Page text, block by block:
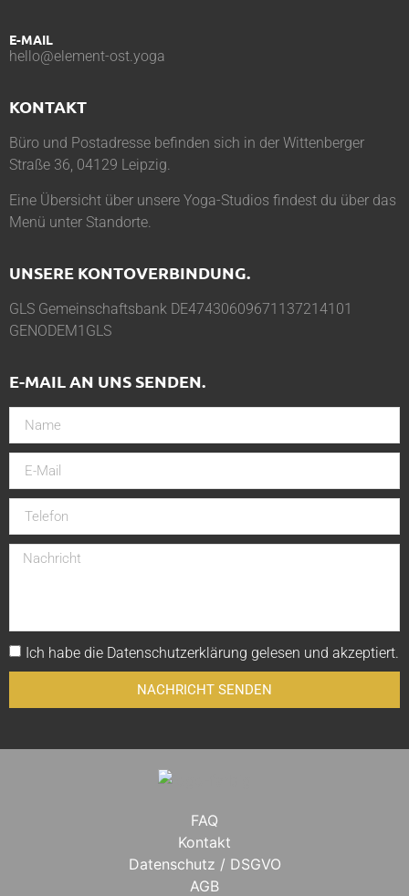
E-MAIL
hello@element-ost.yoga
KONTAKT
Büro und Postadresse befinden sich in der Wittenberger
Straße 36, 04129 Leipzig.
Eine Übersicht über unsere Yoga-Studios findest du über das
Menü unter Standorte
UNSERE KONTOVERBINDUNG.
GLS Gemeinschaftsbank DE47430609671137214101
GENODEM1GLS
E-MAIL AN UNS SENDEN.
Ich habe die Datenschutzerklärung gelesen und akzeptiert.
NACHRICHT SENDEN
FAQ
Kontakt
Datenschutz / DSGVO
AGB